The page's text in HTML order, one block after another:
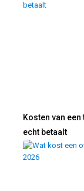
Kosten van
echt betaalt